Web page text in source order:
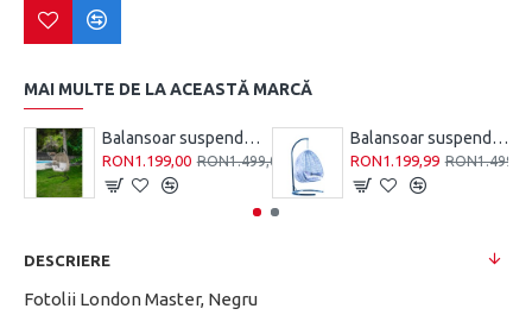
MAI MULTE DE LA ACEASTĂ MARCĂ
Balansoar suspendat Casafun, 112x100x120/220 cm, otel/macrome sinteti, Crem Cappucino, Negru
RON1.199,00 RON1.499,00
Balansoar suspendat Casafun, 112x100x120/220 cm, otel/macrome sinteti, Gri Albastru, Negru
RON1.199,99
DESCRIERE
Fotolii London Master, Negru